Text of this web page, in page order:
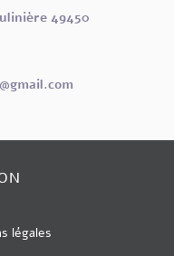
49450
légales